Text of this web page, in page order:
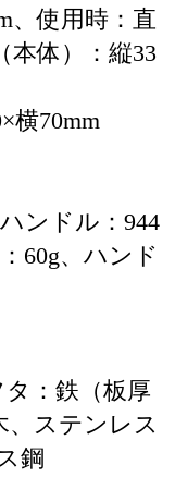
、使用時：直
本体）：縦33
横70mm
ンドル：944
60g、ハンド
タ：鉄（板厚
、ステンレス
鋼